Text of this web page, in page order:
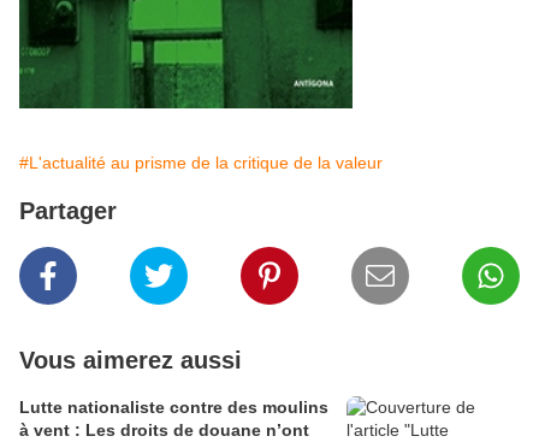
#L'actualité au prisme de la critique de la valeur
Partager
Vous aimerez aussi
Lutte nationaliste contre des moulins
à vent : Les droits de douane n’ont